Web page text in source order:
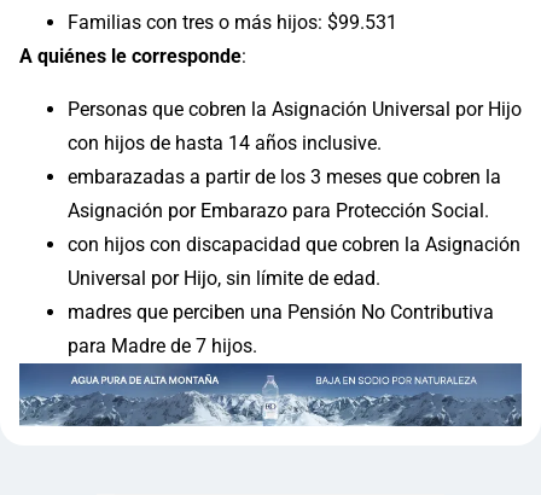
Familias con tres o más hijos: $99.531
A quiénes le corresponde:
Personas que cobren la Asignación Universal por Hijo
con hijos de hasta 14 años inclusive.
embarazadas a partir de los 3 meses que cobren la
Asignación por Embarazo para Protección Social.
con hijos con discapacidad que cobren la Asignación
Universal por Hijo, sin límite de edad.
madres que perciben una Pensión No Contributiva
para Madre de 7 hijos.